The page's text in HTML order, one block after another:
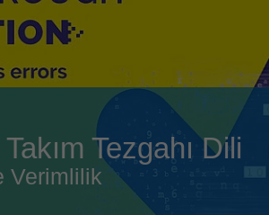
(日本) 日本語
magyar
english
Tezgahı Dili
Verimlilik